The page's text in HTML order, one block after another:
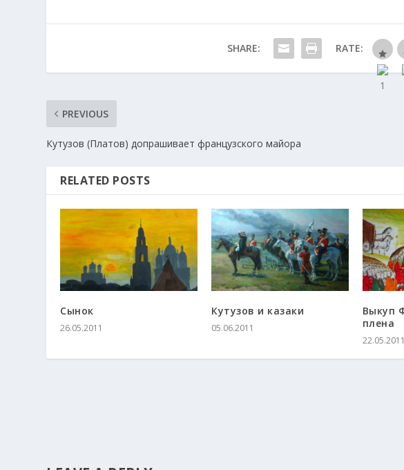
SHARE: RATE:
PREVIOUS
Кутузов (Платов) допрашивает французского майора
RELATED POSTS
Сынок
26.05.2011
Кутузов и казаки
05.06.2011
Выкуп
плена
22.05.2011